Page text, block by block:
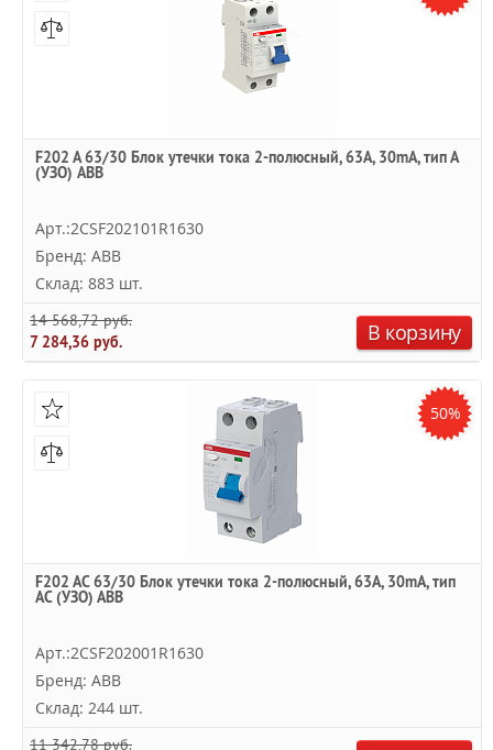
F202 A 63/30 Блок утечки тока 2-полюсный, 63A, 30mA, тип А
(УЗО) ABB
Арт.:2CSF202101R1630
Бренд: ABB
Склад: 883 шт.
14 568,72 руб.
7 284,36 руб.
В корзину
50%
F202 AC 63/30 Блок утечки тока 2-полюсный, 63A, 30mA, тип
АC (УЗО) ABB
Арт.:2CSF202001R1630
Бренд: ABB
Склад: 244 шт.
11 342,78 руб.